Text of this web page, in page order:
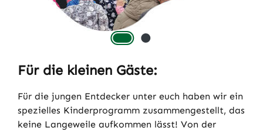
Für die kleinen Gäste:
Für die jungen Entdecker unter euch haben wir ein
spezielles Kinderprogramm zusammengestellt, das
keine Langeweile aufkommen lässt! Von der